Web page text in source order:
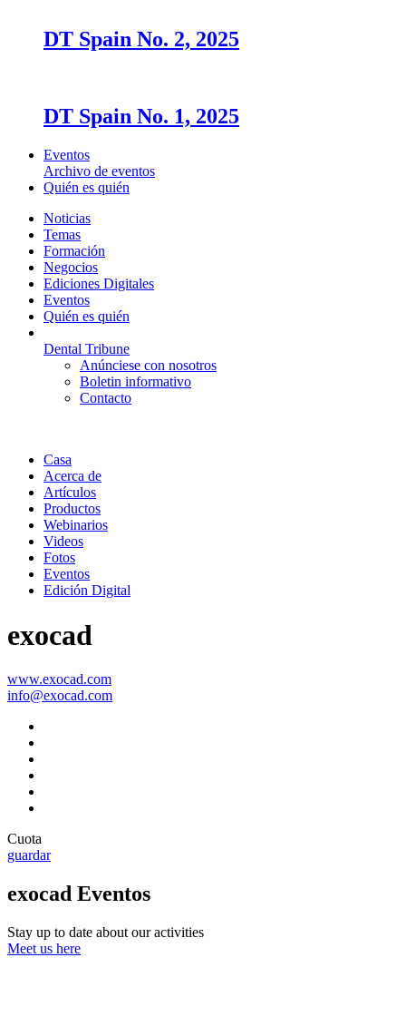
DT Spain No. 2, 2025
DT Spain No. 1, 2025
Eventos
Archivo de eventos
Quién es quién
Noticias
Temas
Formación
Negocios
Ediciones Digitales
Eventos
Quién es quién
Dental Tribune
Anúnciese con nosotros
Boletin informativo
Contacto
Casa
Acerca de
Artículos
Productos
Webinarios
Videos
Fotos
Eventos
Edición Digital
exocad
www.exocad.com
info@exocad.com
Cuota
guardar
exocad Eventos
Stay up to date about our activities
Meet us here